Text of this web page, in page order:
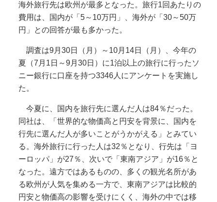
海外旅行先は欧州が最多となった。旅行1回あたりの
費用は、国内が「5～10万円」、海外が「30～50万
円」との回答が最も多かった。
調査は9月30日（月）～10月14日（月）、今年の
夏（7月1日～9月30日）に1泊以上の旅行に行ったソ
ニー銀行に口座を持つ3346人にアンケートを実施し
た。
今夏に、国内を旅行先に選んだ人は84％だった。
同社は、「世界的な物価高と円安を背景に、国内を
行先に選んだ人が多いことがうかがえる」とみてい
る。海外旅行に行った人は32％となり、行先は「ヨ
ーロッパ」が27％、次いで「東南アジア」が16％と
なった。遠方ではあるものの、多くの観光名所があ
る欧州が人気を集める一方で、東南アジアは比較的
円安と物価高の影響を受けにくく、海外の中では移